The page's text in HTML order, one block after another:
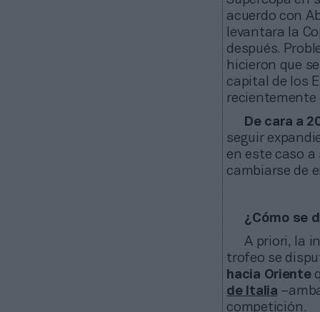
acuerdo con
levantara la
después.
hicieron que
capital de los
recientemente
De cara a
seguir
en este caso a
cambiarse de
¿Cómo se
A priori, la
trofeo se
hacia Oriente
de Italia
competición.